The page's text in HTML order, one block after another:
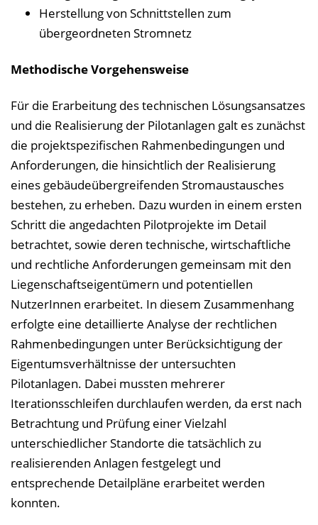
Herstellung von Schnittstellen zum
übergeordneten Stromnetz
Methodische Vorgehensweise
Für die Erarbeitung des technischen Lösungsansatzes
und die Realisierung der Pilotanlagen galt es zunächst
die projektspezifischen Rahmenbedingungen und
Anforderungen, die hinsichtlich der Realisierung
eines gebäudeübergreifenden Stromaustausches
bestehen, zu erheben. Dazu wurden in einem ersten
Schritt die angedachten Pilotprojekte im Detail
betrachtet, sowie deren technische, wirtschaftliche
und rechtliche Anforderungen gemeinsam mit den
Liegenschaftseigentümern und potentiellen
NutzerInnen erarbeitet. In diesem Zusammenhang
erfolgte eine detaillierte Analyse der rechtlichen
Rahmenbedingungen unter Berücksichtigung der
Eigentumsverhältnisse der untersuchten
Pilotanlagen. Dabei mussten mehrerer
Iterationsschleifen durchlaufen werden, da erst nach
Betrachtung und Prüfung einer Vielzahl
unterschiedlicher Standorte die tatsächlich zu
realisierenden Anlagen festgelegt und
entsprechende Detailpläne erarbeitet werden
konnten.